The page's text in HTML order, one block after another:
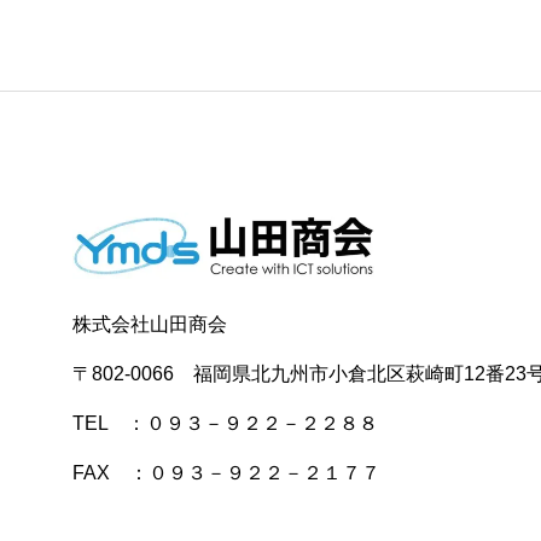
株式会社山田商会
〒802-0066 福岡県北九州市小倉北区萩崎町12番23
TEL ：０９３－９２２－２２８８
FAX ：０９３－９２２－２１７７